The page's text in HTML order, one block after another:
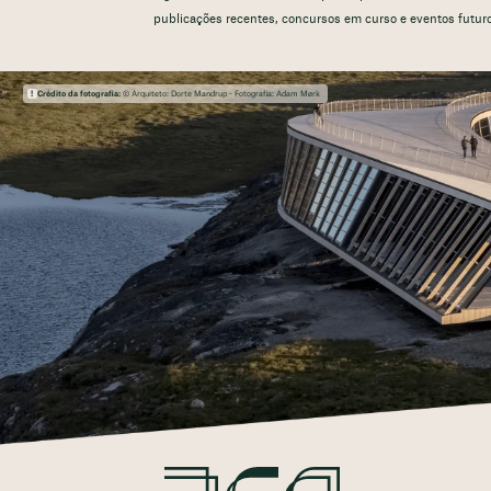
publicações recentes, concursos em curso e eventos
Crédito da fotografia:© Arquiteto: Dorte Mandrup - Fotografia: Adam Mørk